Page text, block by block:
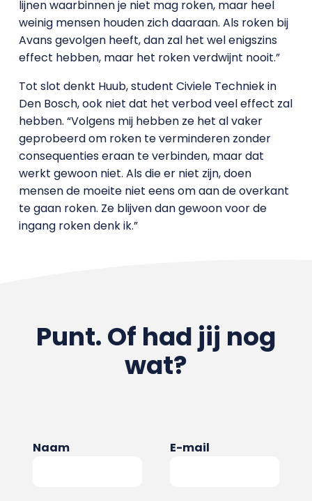
lijnen waarbinnen je niet mag roken, maar heel
weinig mensen houden zich daaraan. Als roken bij
Avans gevolgen heeft, dan zal het wel enigszins
effect hebben, maar het roken verdwijnt nooit.”
Tot slot denkt Huub, student Civiele Techniek in
Den Bosch, ook niet dat het verbod veel effect zal
hebben. “Volgens mij hebben ze het al vaker
geprobeerd om roken te verminderen zonder
consequenties eraan te verbinden, maar dat
werkt gewoon niet. Als die er niet zijn, doen
mensen de moeite niet eens om aan de overkant
te gaan roken. Ze blijven dan gewoon voor de
ingang roken denk ik.”
Punt. Of had jij nog
wat?
Naam E-mail